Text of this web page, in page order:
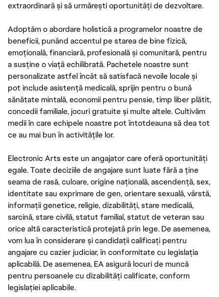
extraordinară și să urmărești oportunități de dezvoltare.
Adoptăm o abordare holistică a programelor noastre de
beneficii, punând accentul pe starea de bine fizică,
emoțională, financiară, profesională și comunitară, pentru
a susține o viață echilibrată. Pachetele noastre sunt
personalizate astfel încât să satisfacă nevoile locale și
pot include asistență medicală, sprijin pentru o bună
sănătate mintală, economii pentru pensie, timp liber plătit,
concedii familiale, jocuri gratuite și multe altele. Cultivăm
medii în care echipele noastre pot întotdeauna să dea tot
ce au mai bun în activitățile lor.
Electronic Arts este un angajator care oferă oportunități
egale. Toate deciziile de angajare sunt luate fără a ține
seama de rasă, culoare, origine națională, ascendență, sex,
identitate sau exprimare de gen, orientare sexuală, vârstă,
informații genetice, religie, dizabilități, stare medicală,
sarcină, stare civilă, statut familial, statut de veteran sau
orice altă caracteristică protejată prin lege. De asemenea,
vom lua în considerare și candidații calificați pentru
angajare cu cazier judiciar, în conformitate cu legislația
aplicabilă. De asemenea, EA asigură locuri de muncă
pentru persoanele cu dizabilități calificate, conform
legislației aplicabile.